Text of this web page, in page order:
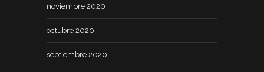
noviembre 2020
octubre 2020
septiembre 2020